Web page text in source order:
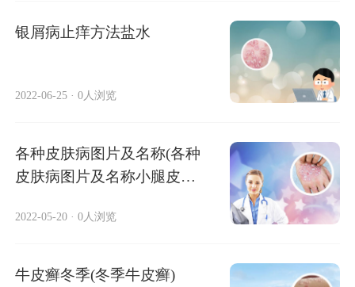
银屑病止痒方法盐水
2022-06-25 · 0人浏览
各种皮肤病图片及名称(各种
皮肤病图片及名称小腿皮肤
2022-05-20 · 0人浏览
牛皮癣冬季(冬季牛皮癣)